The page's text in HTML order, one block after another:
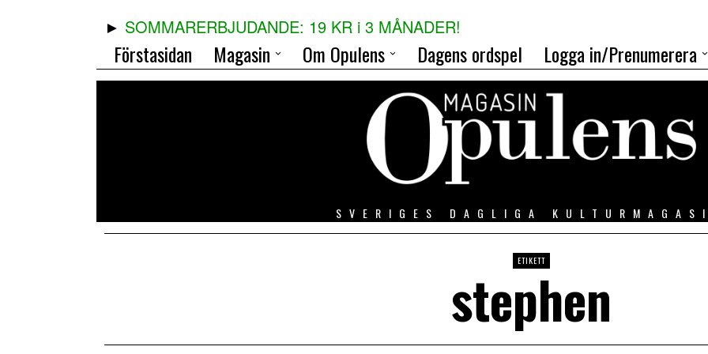
SOMMARERBJUDANDE: 19 KR i 3 MÅNADER!
Förstasidan Magasin Om Opulens Dagens ordspel Logga in/Prenumerera
SVERIGES DAGLIGA
ETIKETT
stephen